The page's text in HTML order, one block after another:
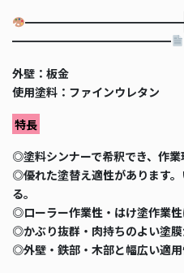
━━━━━━━━━━━━━━
━━━━━━━━━━━━━━
外壁：板金
使用塗料：ファインウレタン
特長
◎塗料シンナーで希釈でき、作業
◎優れた塗替え適性があります
る。
◎ローラー作業性・はけ塗作業性
◎かぶり抜群・肉持ちのよい塗膜
◎外壁・鉄部・木部と幅広い適用